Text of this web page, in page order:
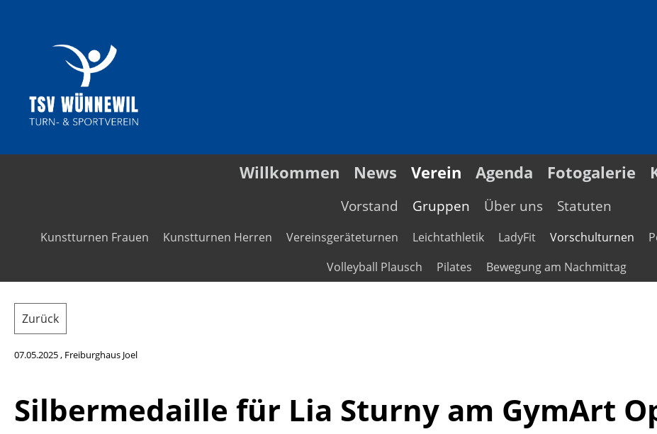
Willkommen News Verein Agenda Fotogalerie
Vorstand Gruppen Über uns Statuten
Kunstturnen Frauen Kunstturnen Herren Vereinsgeräteturnen Leichtathletik LadyFit Vorschulturnen
Volleyball Plausch
Pilates Bewegung am Nachmittag
Zurück
07.05.2025, Freiburghaus Joel
Silbermedaille für Lia Sturny am GymArt